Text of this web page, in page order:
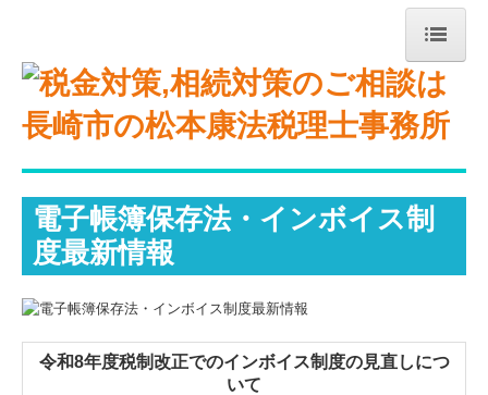
トップページ
事務所紹介
交通案内
業務案内
リンク集
補助金・助成金・融資情報
電子帳簿保存法・インボイス制
度最新情報
令和8年度税制改正でのインボイス制度の見直しにつ
いて